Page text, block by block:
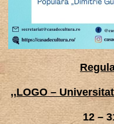
,,LOGO –
12 –